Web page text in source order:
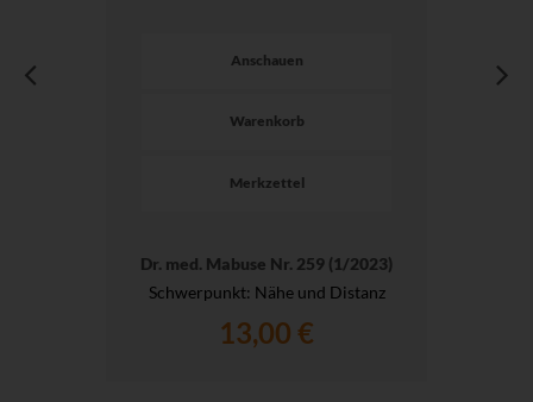
Anschauen
Warenkorb
Merkzettel
Dr. med. Mabuse Nr. 259 (1/2023)
Schwerpunkt: Nähe und Distanz
13,00 €